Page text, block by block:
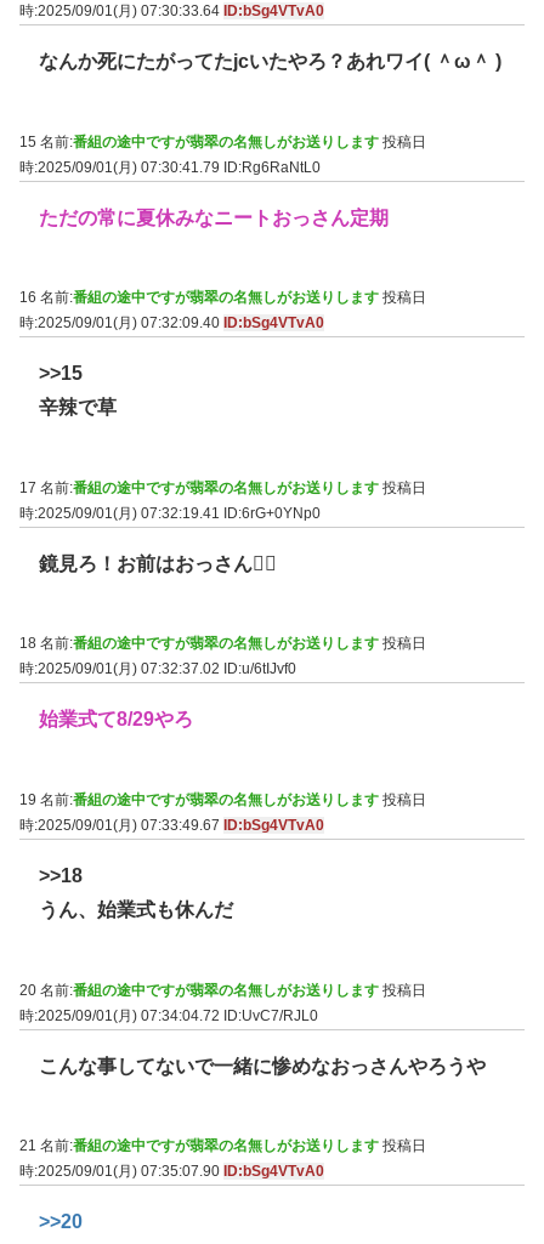
時:2025/09/01(月) 07:30:33.64 ID:bSg4VTvA0
なんか死にたがってたjcいたやろ？あれワイ( ＾ω＾ )
15 名前:番組の途中ですが翡翠の名無しがお送りします 投稿日
時:2025/09/01(月) 07:30:41.79 ID:Rg6RaNtL0
ただの常に夏休みなニートおっさん定期
16 名前:番組の途中ですが翡翠の名無しがお送りします 投稿日
時:2025/09/01(月) 07:32:09.40 ID:bSg4VTvA0
>>15
辛辣で草
17 名前:番組の途中ですが翡翠の名無しがお送りします 投稿日
時:2025/09/01(月) 07:32:19.41 ID:6rG+0YNp0
鏡見ろ！お前はおっさん🧔‍♂
18 名前:番組の途中ですが翡翠の名無しがお送りします 投稿日
時:2025/09/01(月) 07:32:37.02
ID:u/6tIJvf0
始業式て8/29やろ
19 名前:番組の途中ですが翡翠の名無しがお送りします 投稿日
時:2025/09/01(月) 07:33:49.67
ID:bSg4VTvA0
>>18
うん、始業式も休んだ
20 名前:番組の途中ですが翡翠の名無しがお送りします 投稿日
時:2025/09/01(月) 07:34:04.72 ID:UvC7/RJL0
こんな事してないで一緒に惨めなおっさんやろうや
21 名前:番組の途中ですが翡翠の名無しがお送りします 投稿日
時:2025/09/01(月) 07:35:07.90 ID:bSg4VTvA0
>>20